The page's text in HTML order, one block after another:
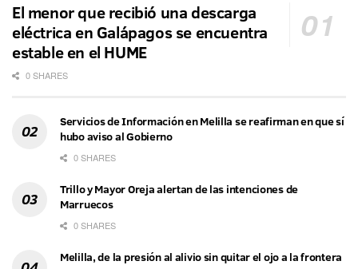
El menor que recibió una descarga
eléctrica en Galápagos se encuentra
estable en el HUME
0 SHARES
Servicios de Información en Melilla se reafirman en que sí
hubo aviso al Gobierno
0 SHARES
Trillo y Mayor Oreja alertan de las intenciones de
Marruecos
0 SHARES
Melilla, de la presión al alivio sin quitar el ojo a la frontera